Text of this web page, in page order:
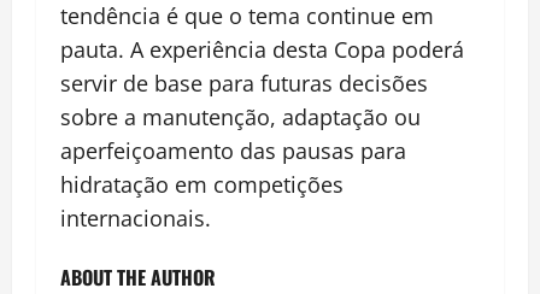
tendência é que o tema continue em
pauta. A experiência desta Copa poderá
servir de base para futuras decisões
sobre a manutenção, adaptação ou
aperfeiçoamento das pausas para
hidratação em competições
internacionais.
ABOUT THE AUTHOR